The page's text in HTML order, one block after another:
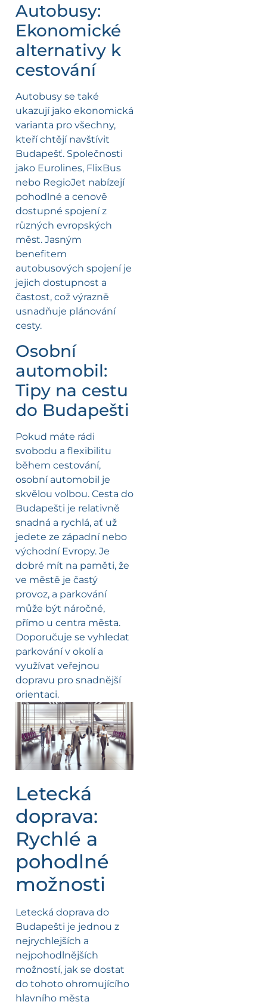
Autobusy:
Ekonomické
alternativy k
cestování
Autobusy se také
ukazují jako ekonomická
varianta pro všechny,
kteří chtějí navštívit
Budapešť. Společnosti
jako Eurolines, FlixBus
nebo RegioJet nabízejí
pohodlné a cenově
dostupné spojení z
různých evropských
měst. Jasným
benefitem
autobusových spojení je
jejich dostupnost a
častost, což výrazně
usnadňuje plánování
cesty.
Osobní
automobil:
Tipy na cestu
do Budapešti
Pokud máte rádi
svobodu a flexibilitu
během cestování,
osobní automobil je
skvělou volbou. Cesta do
Budapešti je relativně
snadná a rychlá, ať už
jedete ze západní nebo
východní Evropy. Je
dobré mít na paměti, že
ve městě je častý
provoz, a parkování
může být náročné,
přímo u centra města.
Doporučuje se vyhledat
parkování v okolí a
využívat veřejnou
dopravu pro snadnější
orientaci.
Letecká
doprava:
Rychlé a
pohodlné
možnosti
Letecká doprava do
Budapešti je jednou z
nejrychlejších a
nejpohodlnějších
možností, jak se dostat
do tohoto ohromujícího
hlavního města